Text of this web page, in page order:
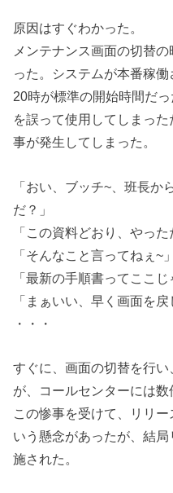
原因はすぐわかった。
メンテナンス画面の切替
った。システムが本番稼
20時が標準の開始時間だ
を誤って使用してしまっ
事が発生してしまった。
「おい、ブッチ~、班長か
だ？」
「この資料どおり、やっ
「そんなこと言ってねぇ~」
「最新の手順書ってここじ
「まぁいい、早く画面を戻
・・・
すぐに、画面の切替を行
が、コールセンターには数
この惨事を受けて、リリ
いう懸念があったが、結
施された。